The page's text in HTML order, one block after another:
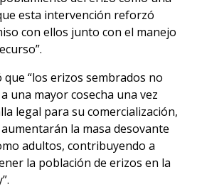
esta intervención reforzó
con ellos junto con el manejo
“los erizos sembrados no
una mayor cosecha una vez
legal para su comercialización,
la masa desovante
adultos, contribuyendo a
la población de erizos en la